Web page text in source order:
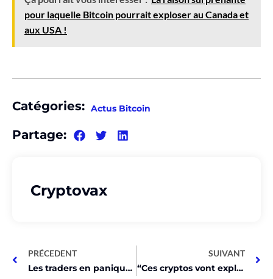
pour laquelle Bitcoin pourrait exploser au Canada et
aux USA !
Catégories: Actus Bitcoin
Partage:
Cryptovax
PRÉCEDENT
Les traders en panique : Le Bitcoin explose à plus de 71K $ !
SUIVANT
“Ces cryptos vont exploser en Novembre : BTC, ETH, DOGE et plus !”